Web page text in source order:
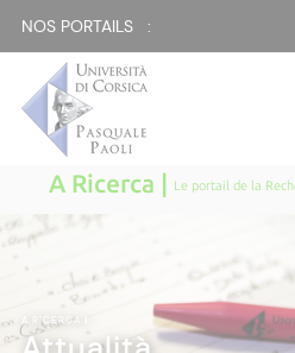
NOS PORTAILS :
A Ricerca | Le portail de la
A RICERCA